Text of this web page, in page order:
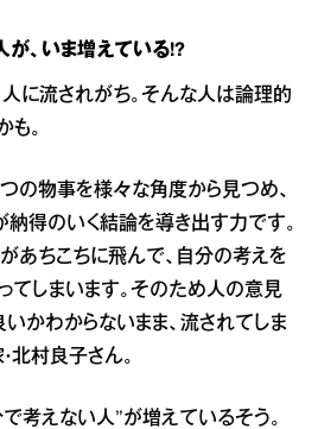
、いま増えている!?
に流されがち。そんな人は論理的
。
つの物事を様々な角度から見つめ、
得のいく結論を導き出す力です。
あちこちに飛んで、自分の考えを
てしまいます。そのため人の意見
かわからないまま、流されてしま
北村良子さん。
で考えない人”が増えているそう。